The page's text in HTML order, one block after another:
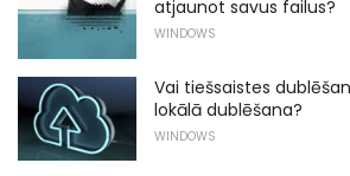
atjaunot savus failus?
WINDOWS
Vai tiešsaistes
lokālā dublēšana?
WINDOWS